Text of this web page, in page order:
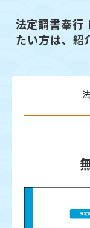
法定調書奉行
たい方は、 紹